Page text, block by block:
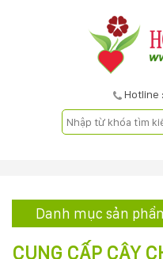
Hotline
ÁN
Danh mục sản
CUNG CẤP CÂY